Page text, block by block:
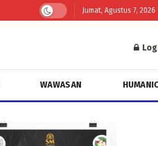
Jumat, Agustus 7, 2026
WAWASAN